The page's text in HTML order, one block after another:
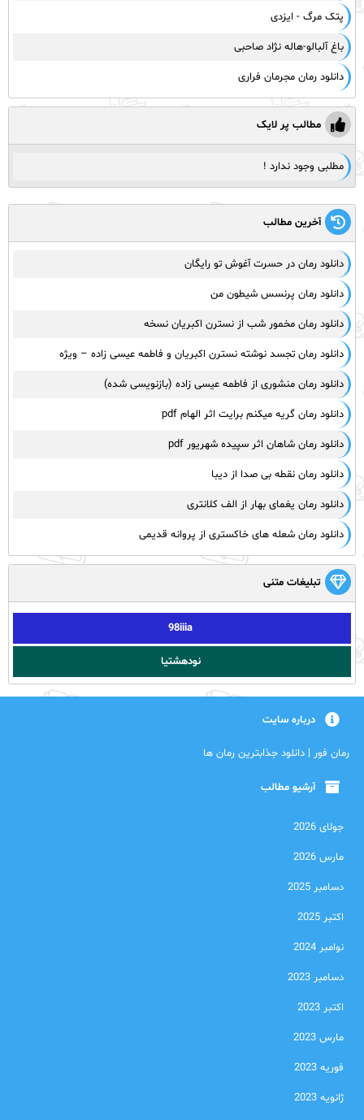
پتک مرگ - ایزدی
باغ آلبالو-هاله نژاد صاحبی
دانلود رمان مجرمان فراری
مطالب پر لایک
مطلبی وجود ندارد !
آخرین مطالب
دانلود رمان در حسرت آغوش تو رایگان
دانلود رمان پرنسس شیطون من
دانلود رمان مخمور شب از نسترن اکبریان نسخه
دانلود رمان تجسد نوشته نسترن اکبریان و فاطمه عیسی زاده – ویژه
دانلود رمان منشوری از فاطمه عیسی زاده (بازنویسی شده)
دانلود رمان گریه میکنم برایت اثر الهام pdf
دانلود رمان شاهان اثر سپیده شهریور pdf
دانلود رمان نقطه بی صدا از دیبا
دانلود رمان یغمای بهار از الف کلانتری
دانلود رمان شعله های خاکستری از پروانه قدیمی
تبلیغات متنی
98iiia
نودهشتیا
درباره سایت
رمان فور | دانلود جذابترین رمان ها
آرشیو مطالب
جولای 2026
مارس 2026
دسامبر 2025
اکتبر 2025
نوامبر 2024
دسامبر 2023
اکتبر 2023
مارس 2023
فوریه 2023
ژانویه 2023